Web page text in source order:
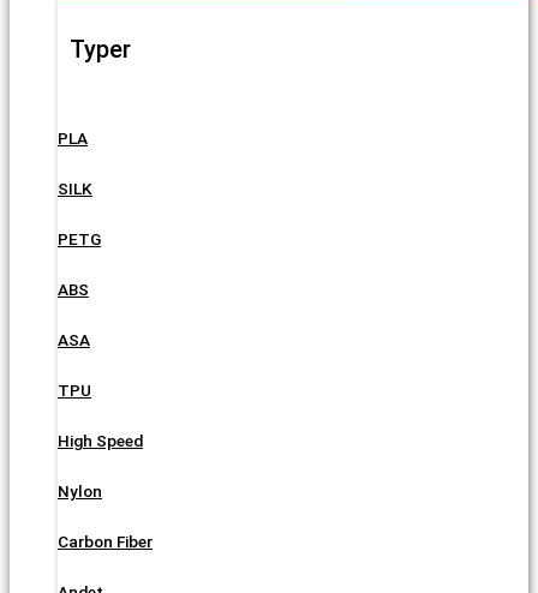
Typer
PLA
SILK
PETG
ABS
ASA
TPU
High Speed
Nylon
Carbon Fiber